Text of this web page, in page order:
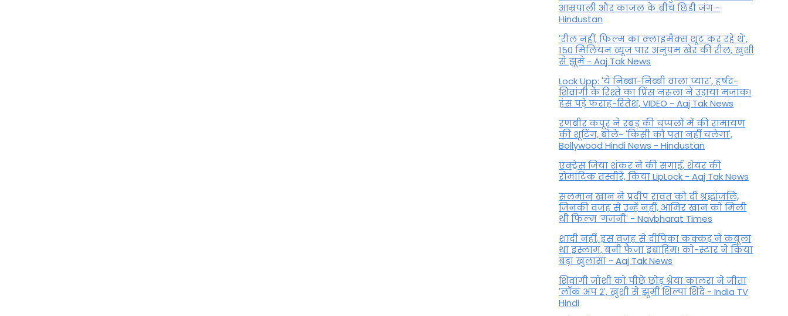
आम्रपाली और काजल के बीच छिड़ी जंग -
Hindustan
'रील नहीं, फिल्म का क्लाइमैक्स शूट कर रहे थे',
150 मिलियन व्यूज पार अनुपम खेर की रील, खुशी
से झूमे - Aaj Tak News
Lock Upp: 'ये निब्बा-निब्बी वाला प्यार', हर्षद-
शिवांगी के रिश्ते का प्रिंस नरूला ने उड़ाया मजाक!
हंस पड़े फराह-रितेश, VIDEO - Aaj Tak News
रणबीर कपूर ने रबड़ की चप्पलों में की रामायण
की शूटिंग, बोले- 'किसी को पता नहीं चलेगा',
Bollywood Hindi News - Hindustan
एक्ट्रेस जिया शंकर ने की सगाई, शेयर की
रोमांटिक तस्वीरें, किया LipLock - Aaj Tak News
सलमान खान ने प्रदीप रावत को दी श्रद्धांजलि,
जिनकी वजह से उन्हें नहीं, आमिर खान को मिली
थी फिल्म 'गजनी' - Navbharat Times
शादी नहीं, इस वजह से दीपिका कक्कड़ ने कबूला
था इस्लाम, बनी फैजा इब्राहिम! को-स्टार ने किया
बड़ा खुलासा - Aaj Tak News
शिवांगी जोशी को पीछे छोड़ श्रेया कालरा ने जीता
'लॉक अप 2', खुशी से झूमीं शिल्पा शिंदे - India TV
Hindi